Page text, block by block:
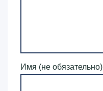
Имя (не обязательно)